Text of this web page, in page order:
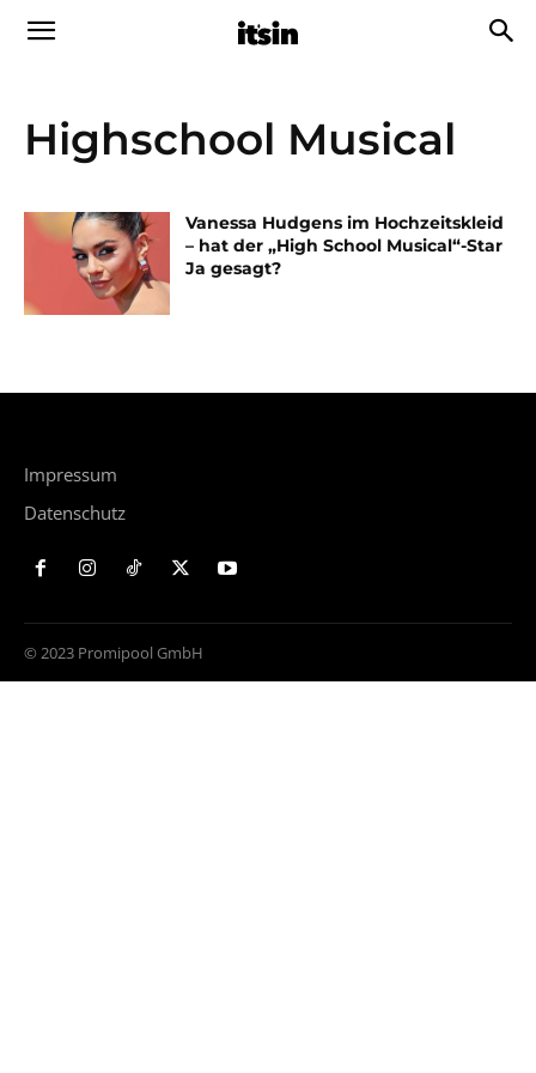
Highschool Musical
Vanessa Hudgens im Hochzeitskleid
– hat der „High School Musical“-Star
Ja gesagt?
Impressum
Datenschutz
© 2023 Promipool GmbH